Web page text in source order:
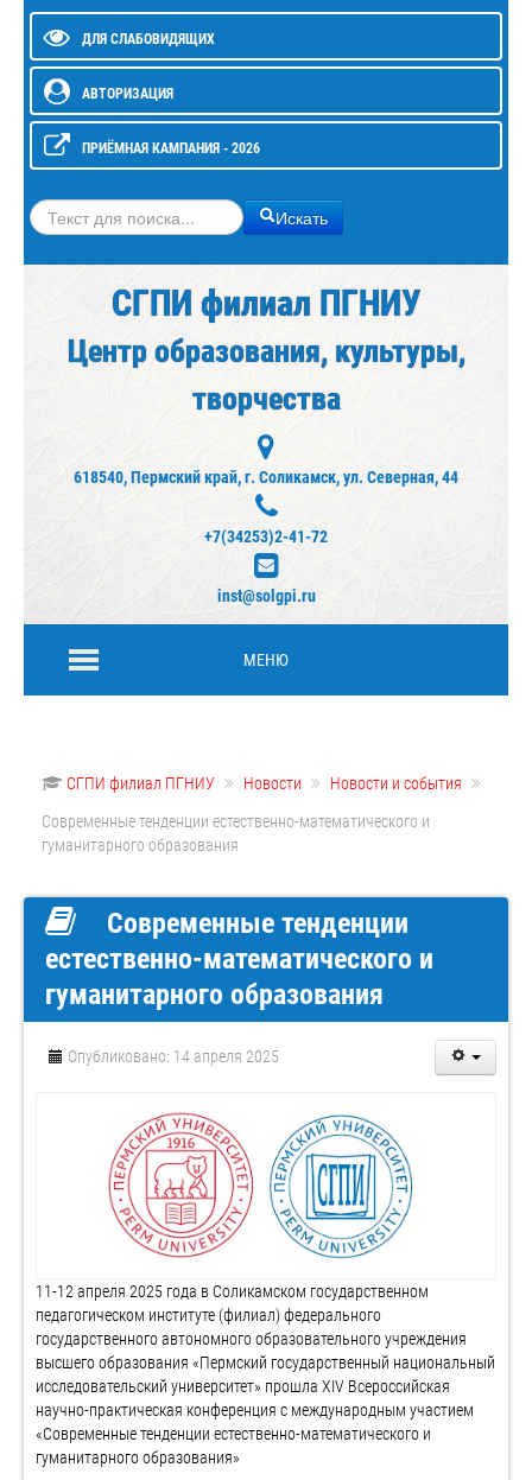
ДЛЯ СЛАБОВИДЯЩИХ
АВТОРИЗАЦИЯ
ПРИЁМНАЯ КАМПАНИЯ - 2026
Искать Искать
СГПИ филиал ПГНИУ
Центр образования, культуры,
творчества
618540, Пермский край, г. Соликамск, ул. Северная, 44
+7(34253)2-41-72
inst@solgpi.ru
МЕНЮ
СГПИ филиал ПГНИУ Новости
Новости и события
Современные тенденции естественно-математического и
гуманитарного образования
Современные тенденции
естественно-математического и
гуманитарного образования
Опубликовано: 14 апреля 2025
11-12 апреля 2025 года в Соликамском государственном
педагогическом институте (филиал) федерального
государственного автономного образовательного учреждения
высшего образования «Пермский государственный национальный
исследовательский университет» прошла XIV Всероссийская
научно-практическая конференция с международным участием
«Современные тенденции естественно-математического и
гуманитарного образования»